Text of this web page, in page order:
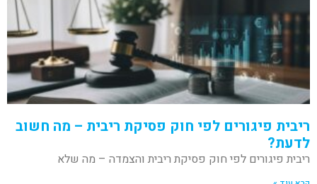
ריבית פיגורים לפי חוק פסיקת ריבית – מה חשוב
לדעת?
ריבית פיגורים לפי חוק פסיקת ריבית והצמדה – מה שלא